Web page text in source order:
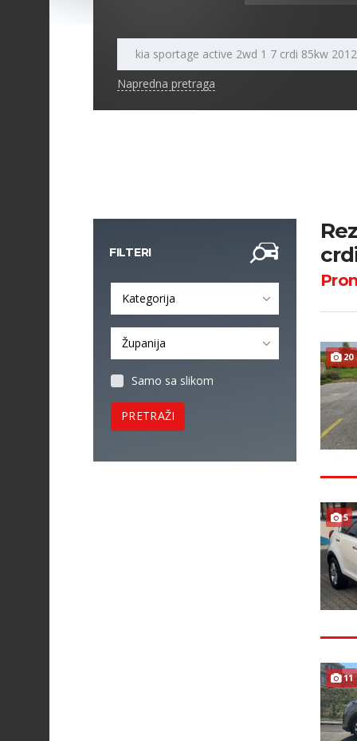
Napredna pretraga
FILTERI
Kategorija
Županija
Samo sa slikom
PRETRAŽI
20
5
11